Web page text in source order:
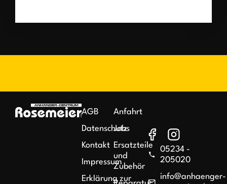
AGB
Datenschutz
Kontakt
Impressum
Erklärung zur
Anfahrt
Jobs
Ersatzteile
und
Zubehör
05234 -
205020
info@anhaenger-